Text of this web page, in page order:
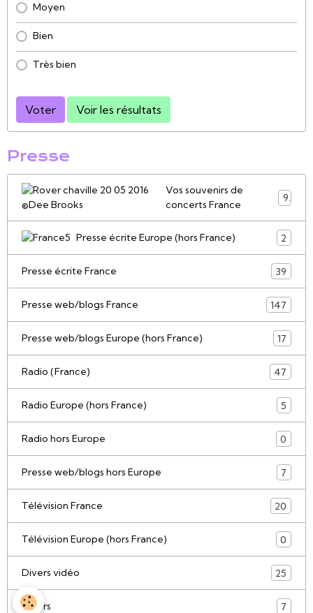
Moyen
Bien
Très bien
Voter Voir les résultats
Presse
Vos souvenirs de
concerts France
9
Presse écrite Europe (hors France) 2
Presse écrite France 39
Presse web/blogs France 147
Presse web/blogs Europe (hors France) 17
Radio (France) 47
Radio Europe (hors France) 5
Radio hors Europe 0
Presse web/blogs hors Europe 7
Télévision France 20
Télévision Europe (hors France) 0
Divers vidéo 25
Divers 7